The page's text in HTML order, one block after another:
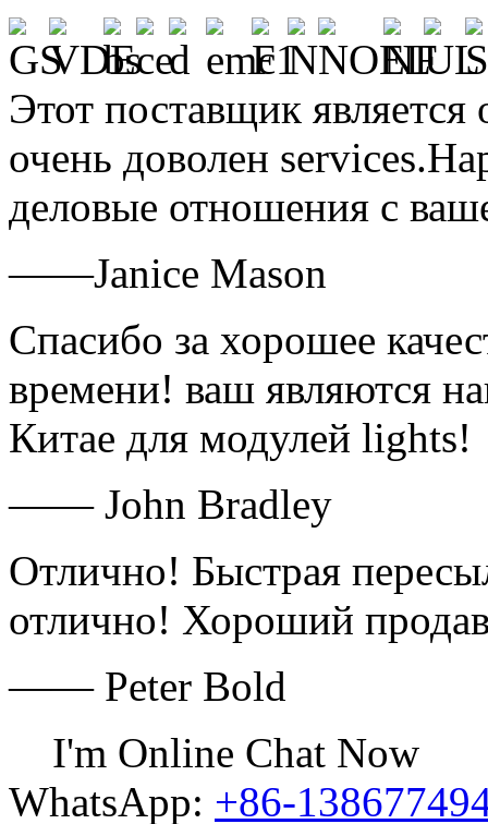
Этот поставщик является
очень доволен
деловые отношения с
——Janice Mason
Спасибо за хорошее
времени! ваш являются
Китае для модулей lights!
—— John Bradley
Отлично! Быстрая
отлично! Хороший
—— Peter Bold
I'm Online Chat Now
WhatsApp: +86-